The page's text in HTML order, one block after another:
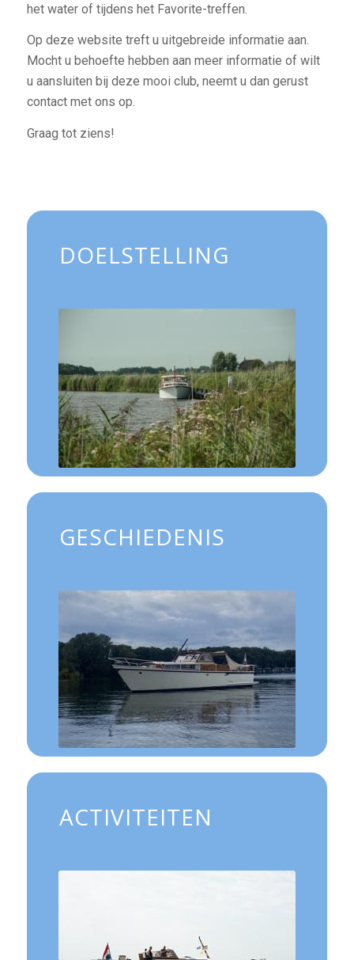
het water of tijdens het Favorite-treffen.
Op deze website treft u uitgebreide informatie aan.
Mocht u behoefte hebben aan meer informatie of wilt
u aansluiten bij deze mooi club, neemt u dan gerust
contact met ons op.
Graag tot ziens!
DOELSTELLING
GESCHIEDENIS
ACTIVITEITEN